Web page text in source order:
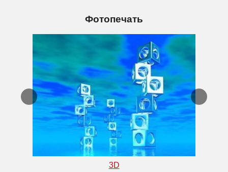
Фотопечать
3D